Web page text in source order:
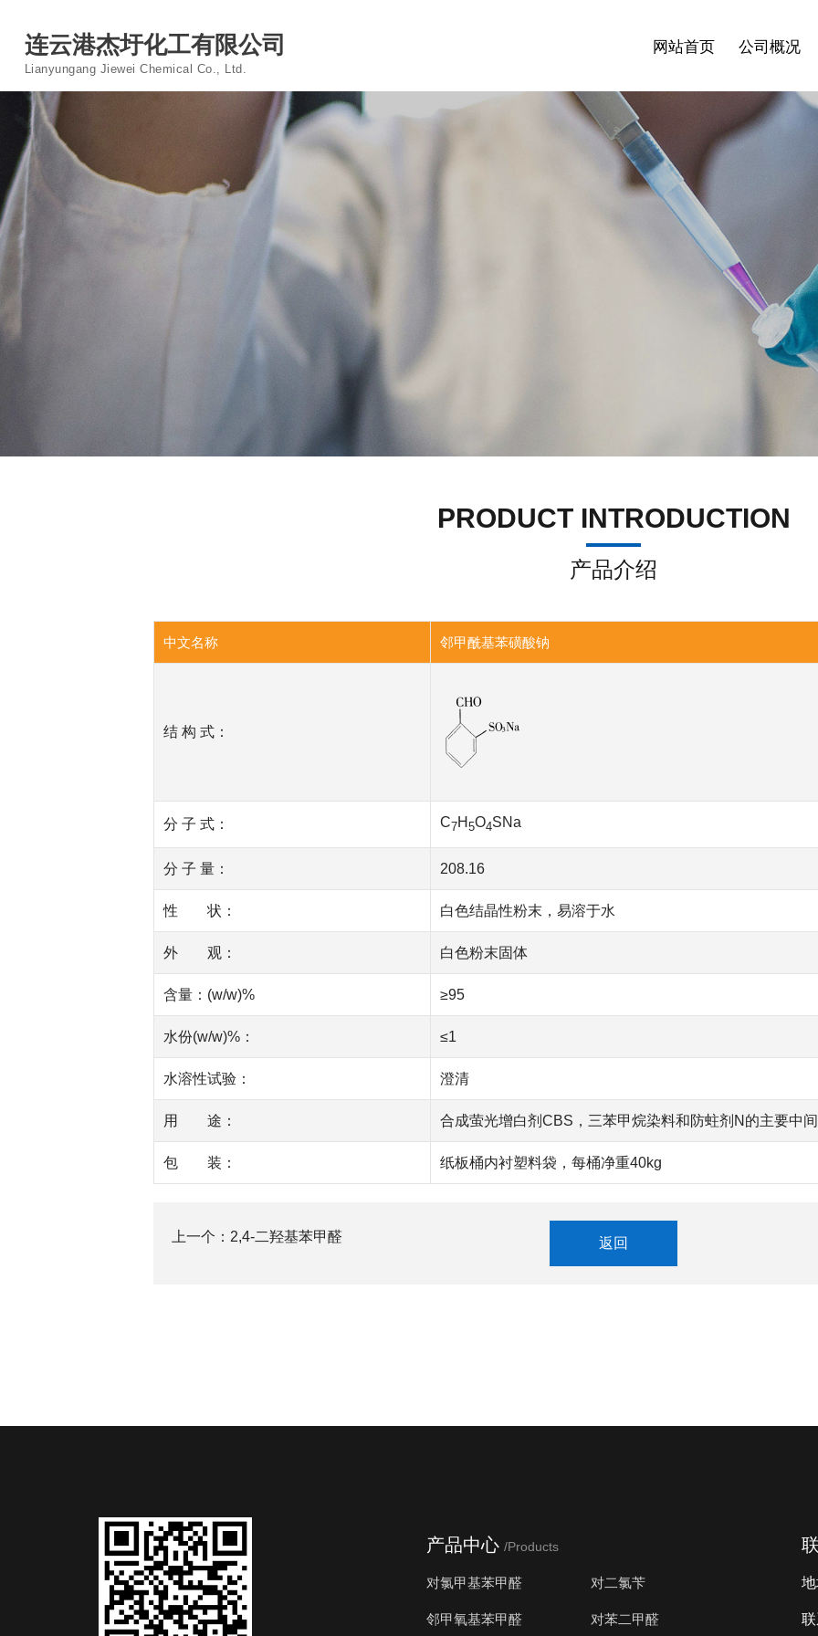
连云港杰圩化工有限公司
Lianyungang Jiewei Chemical Co., Ltd.
网站首页 公司概况
PRODUCT INTRODUCTION
产品介绍
中文名称 邻甲酰基苯磺酸钠
结 构 式：
分 子 式： C7H 5O4SNa
分 子 量： 208.16
性 状： 白色结晶性粉末，易溶于水
外 观： 白色粉末固体
含量：(w/w)% ≥95
水份(w/w)%： ≤1
水溶性试验： 澄清
用 途： 合成萤光增白剂CBS，三苯甲烷染料和防蛀剂N的主要中
包 装： 纸板桶内衬塑料袋，每桶净重40kg
上一个： 2,4-二羟基苯甲醛 返回
产品中心 /Products
对氯甲基苯甲醛 对二氯苄
邻甲氧基苯甲醛 对苯二甲醛